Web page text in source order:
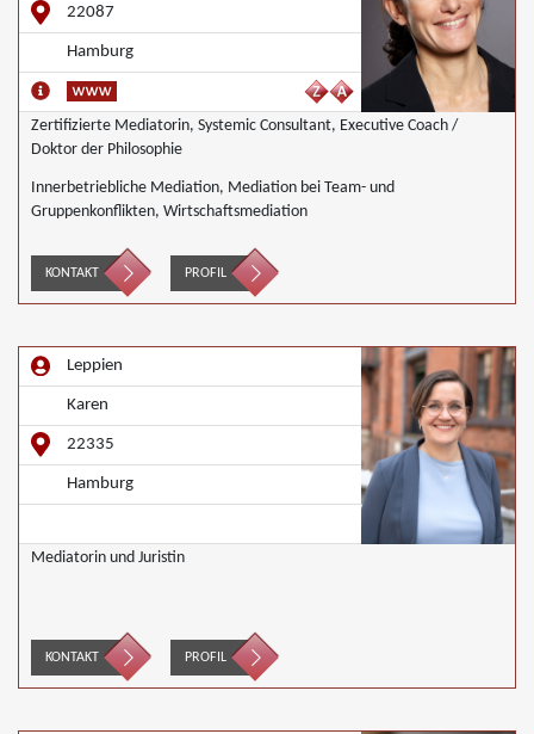
22087
Hamburg
Zertifizierte Mediatorin, Systemic Consultant, Executive Coach /
Doktor der Philosophie
Innerbetriebliche Mediation, Mediation bei Team- und
Gruppenkonflikten, Wirtschaftsmediation
KONTAKT PROFIL
Leppien
Karen
22335
Hamburg
Mediatorin und Juristin
KONTAKT PROFIL